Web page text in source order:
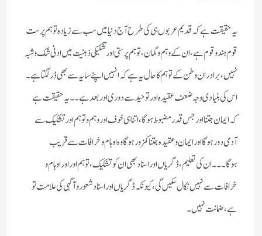
یہ حقیقت ہے کہ قدیم عربوں ہی کی طرح آج دنیا میں سب سے زیادہ توہم پرست
قوم ہندو قوم ہے، ان کے وہم و گمان، توہم پرستی اور تشکیکی ذہنیت میں ادنی شک و شبہ
نہیں، برادران وطن کے توہم کا حال یہ ہے کہ انہیں اپنے سایہ سے بھی ڈر لگتا ہے۔
اس کی بنیادی وجہ ضعف عقیدہ اور توحید سے دوری اور بعد ہے۔۔ یہ حقیقت ہے
کہ ایمان جتنا اور جس قدر مضبوط ہوگا، اتنا ہی خوف اور وہم و توہم اور تشکیک سے
آدمی دور ہوگا اور ایمان و عقیدہ جتنا کمزور ہوگا وہ اوہام و خرافات سے قریب
ہوگا۔۔۔ ان کی تعلیم، ڈگریاں اور اسناد بھی ان کو تشکیک، توہم اور اور اوہام و
خرافات سے نہیں نکال سکیں گی، کیونکہ ڈگریاں اور اسناد شعور و آگہی کی علامت تو
ہے، ضمانت نہیں۔